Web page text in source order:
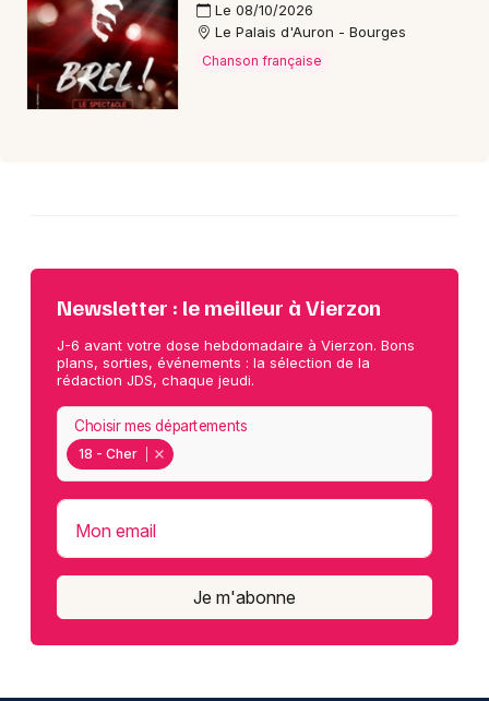
Mon email
Le 08/10/2026
Le Palais d'Auron - Bourges
Chanson française
Newsletter : le meilleur à Vierzon
J-6 avant votre dose hebdomadaire à Vierzon. Bons
plans, sorties, événements : la sélection de la
rédaction JDS, chaque jeudi.
18 - Cher
Choisir mes départements
Mon email
Je m'abonne